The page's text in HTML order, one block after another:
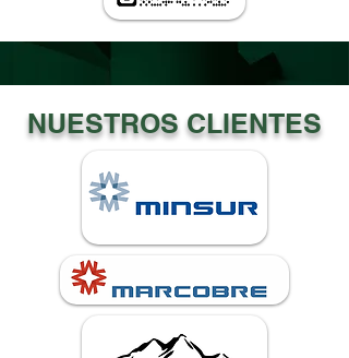
NUESTROS CLIENTES